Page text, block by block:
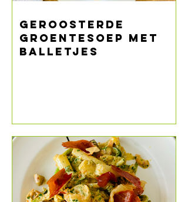
GEROOSTERDE
GROENTESOEP MET
BALLETJES